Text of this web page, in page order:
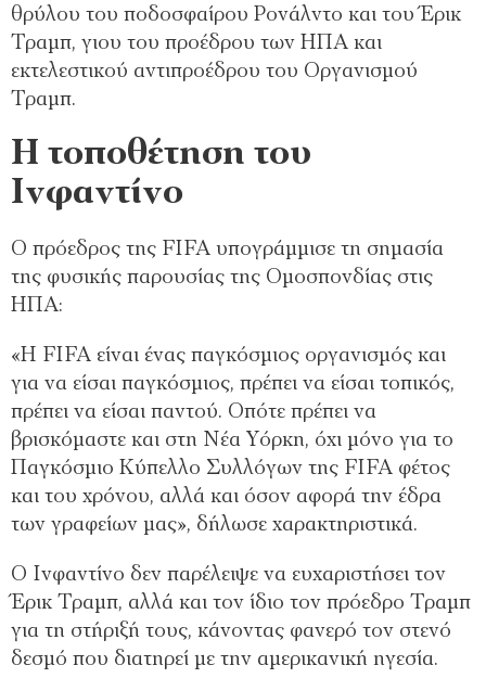
θρύλου του ποδοσφαίρου Ρονάλντο και του Έρικ
Τραμπ, γιου του προέδρου των ΗΠΑ και
εκτελεστικού αντιπροέδρου του Οργανισμού
Τραμπ.
Η τοποθέτηση του
Ινφαντίνο
Ο πρόεδρος της FIFA υπογράμμισε τη σημασία
της φυσικής παρουσίας της Ομοσπονδίας στις
ΗΠΑ:
«Η FIFA είναι ένας παγκόσμιος οργανισμός και
για να είσαι παγκόσμιος, πρέπει να είσαι τοπικός,
πρέπει να είσαι παντού. Οπότε πρέπει να
βρισκόμαστε και στη Νέα Υόρκη, όχι μόνο για το
Παγκόσμιο Κύπελλο Συλλόγων της FIFA φέτος
και του χρόνου, αλλά και όσον αφορά την έδρα
των γραφείων μας», δήλωσε χαρακτηριστικά.
Ο Ινφαντίνο δεν παρέλειψε να ευχαριστήσει τον
Έρικ Τραμπ, αλλά και τον ίδιο τον πρόεδρο Τραμπ
για τη στήριξή τους, κάνοντας φανερό τον στενό
δεσμό που διατηρεί με την αμερικανική ηγεσία.